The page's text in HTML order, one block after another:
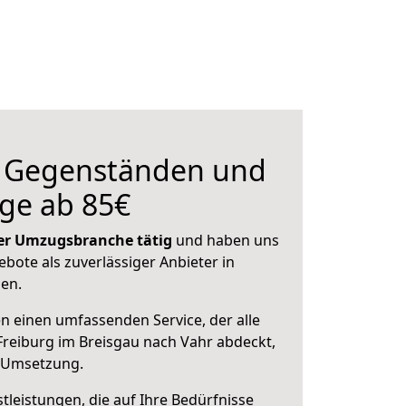
und
ab 85€
Umzugsbranche tätig und haben uns
als zuverlässiger Anbieter in
einen umfassenden Service, der alle
im Breisgau nach Vahr abdeckt,
die auf Ihre Bedürfnisse